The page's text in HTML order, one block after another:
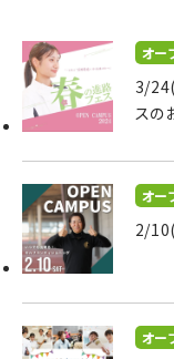
オー
3/
スの
オー
2/
オー